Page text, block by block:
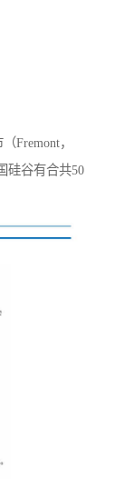
Fremont，
硅谷有合共50